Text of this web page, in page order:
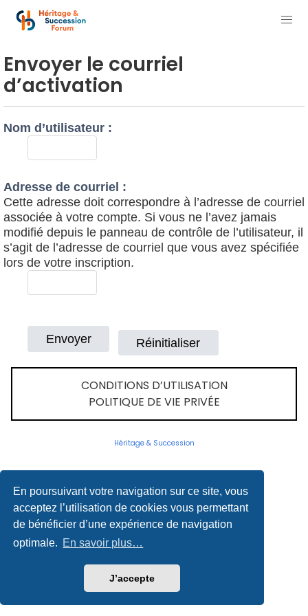
En poursuivant votre navigation sur ce site, vous
acceptez l’utilisation de cookies vous permettant
de bénéficier d’une expérience de navigation
optimale. En savoir plus…
J’accepte
Envoyer le courriel
d’activation
Nom d’utilisateur :
Adresse de courriel :
Cette adresse doit correspondre à l’adresse de courriel
associée à votre compte. Si vous ne l’avez jamais
modifié depuis le panneau de contrôle de l’utilisateur, il
s’agit de l’adresse de courriel que vous avez spécifiée
lors de votre inscription.
CONDITIONS D’UTILISATION
POLITIQUE DE VIE PRIVÉE
Héritage & Succession